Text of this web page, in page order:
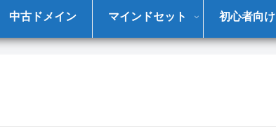
中古ドメイン マインドセット 初心者向け